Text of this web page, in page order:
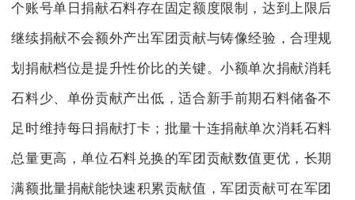
个账号单日捐献石料存在固定额度限制，达到上限后
继续捐献不会额外产出军团贡献与铸像经验，合理规
划捐献档位是提升性价比的关键。小额单次捐献消耗
石料少、单份贡献产出低，适合新手前期石料储备不
足时维持每日捐献打卡；批量十连捐献单次消耗石料
总量更高，单位石料兑换的军团贡献数值更优，长期
满额批量捐献能快速积累贡献值，军团贡献可在军团